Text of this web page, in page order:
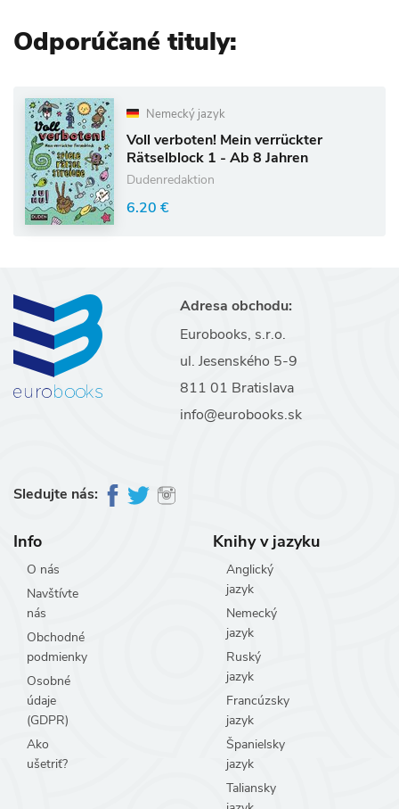
Odporúčané tituly:
Nemecký jazyk
Voll verboten! Mein verrückter
Rätselblock 1 - Ab 8 Jahren
Dudenredaktion
6.20 €
Adresa obchodu:
Eurobooks, s.r.o.
ul. Jesenského 5-9
811 01 Bratislava
info@eurobooks.sk
Sledujte nás:
Info
O nás
Navštívte
nás
Obchodné
podmienky
Osobné
údaje
(GDPR)
Ako
ušetriť?
Knihy v jazyku
Anglický
jazyk
Nemecký
jazyk
Ruský
jazyk
Francúzsky
jazyk
Španielsky
jazyk
Taliansky